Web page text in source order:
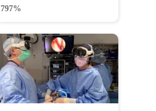
797%